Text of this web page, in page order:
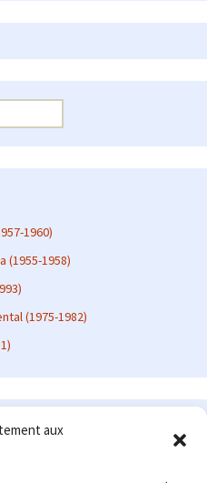
aux
1960)
(1955-1958)
(1975-1982)
ancienne depuis de